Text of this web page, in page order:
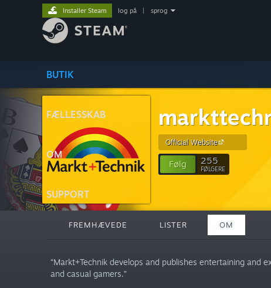
BUTIK
FÆLLESSKAB
OM
SUPPORT
Installer Steam log på sprog
Official Website
Følg 255
FØLGERE
FREMHÆVEDE LISTER OM
“Markt+Technik develops and publishes entertaining and
and casual gamers.”